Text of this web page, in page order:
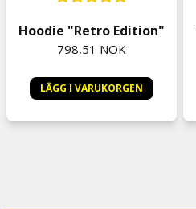
Hoodie "Retro Edition"
798,51 NOK
LÄGG I VARUKORGEN